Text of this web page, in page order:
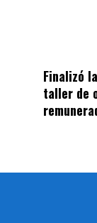
Finalizó
taller de